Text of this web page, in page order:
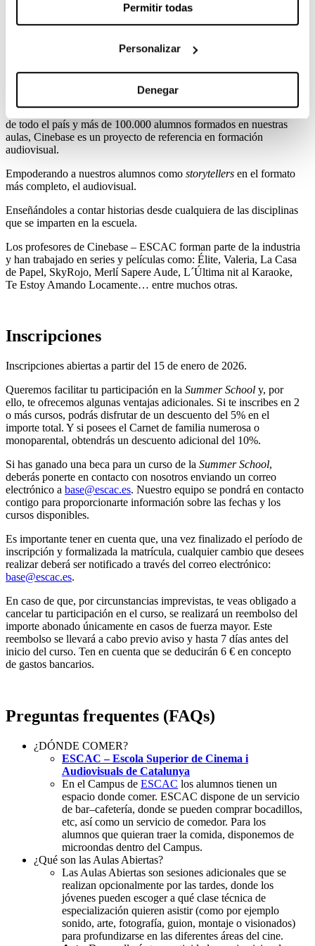
Permitir todas
Personalizar
Denegar
¿Por qué Cinebase?
ESCACtrabaja para buscar y potenciar el
pedagógico basado en el “learning by doing” y el trabajo por
Con más de 600 talleres realizados en diferentes centros educativos
de todo el país y más de 100.000 alumnos formados en nuestras
aulas, Cinebase es un proyecto de referencia en formación
audiovisual.
Empoderando a nuestros alumnos como storytellers en el formato
más completo, el audiovisual.
Enseñándoles a contar historias desde cualquiera de las disciplinas
que se imparten en la escuela.
Los profesores de Cinebase – ESCAC forman parte de la industria
y han trabajado en series y películas como: Élite, Valeria, La Casa
de Papel, SkyRojo, Merlí Sapere Aude, L´Última nit al Karaoke,
Te Estoy Amando Locamente… entre muchos otras.
Inscripciones
Inscripciones abiertas a partir del 15 de enero de 2026.
Queremos facilitar tu participación en la Summer School y, por
ello, te ofrecemos algunas ventajas adicionales. Si te inscribes en 2
o más cursos, podrás disfrutar de un descuento del 5% en el
importe total. Y si posees el Carnet de familia numerosa o
monoparental, obtendrás un descuento adicional del 10%.
Si has ganado una beca para un curso de la Summer School,
deberás ponerte en contacto con nosotros enviando un correo
electrónico a base@escac.es. Nuestro equipo se pondrá en contacto
contigo para proporcionarte información sobre las fechas y los
cursos disponibles.
Es importante tener en cuenta que, una vez finalizado el período de
inscripción y formalizada la matrícula, cualquier cambio que desees
realizar deberá ser notificado a través del correo electrónico:
base@escac.es.
En caso de que, por circunstancias imprevistas, te veas obligado a
cancelar tu participación en el curso, se realizará un reembolso del
importe abonado únicamente en casos de fuerza mayor. Este
reembolso se llevará a cabo previo aviso y hasta 7 días antes del
inicio del curso. Ten en cuenta que se deducirán 6 € en concepto
de gastos bancarios.
Preguntas frequentes (FAQs)
¿DÓNDE COMER?
ESCAC – Escola Superior de Cinema i
Audiovisuals de Catalunya
En el Campus de ESCAC los alumnos tienen un
espacio donde comer. ESCAC dispone de un servicio
de bar–cafetería, donde se pueden comprar bocadillos,
etc, así como un servicio de comedor. Para los
alumnos que quieran traer la comida, disponemos de
microondas dentro del Campus.
¿Qué son las Aulas Abiertas?
Las Aulas Abiertas son sesiones adicionales que se
realizan opcionalmente por las tardes, donde los
jóvenes pueden escoger a qué clase técnica de
especialización quieren asistir (como por ejemplo
sonido, arte, fotografía, guion, montaje o visionados)
para profundizarse en las diferentes áreas del cine.